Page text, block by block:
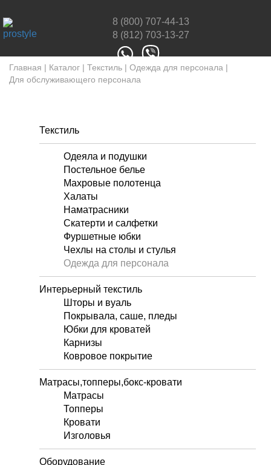
8 (800) 707-44-13
8 (812) 703-13-27
Главная | Каталог | Текстиль | Одежда для персонала |
Для обслуживающего персонала
Текстиль
Одеяла и подушки
Постельное белье
Махровые полотенца
Халаты
Наматрасники
Скатерти и салфетки
Фуршетные юбки
Чехлы на столы и стулья
Одежда для персонала
Интерьерный текстиль
Шторы и вуаль
Покрывала, саше, пледы
Юбки для кроватей
Карнизы
Ковровое покрытие
Матрасы,топперы,бокс-кровати
Матрасы
Топперы
Кровати
Изголовья
Оборудование